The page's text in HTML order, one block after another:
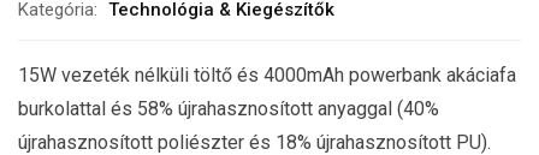
Kategória: Technológia & Kiegészítők
15W vezeték nélküli töltő és 4000mAh powerbank akáciafa
burkolattal és 58% újrahasznosított anyaggal (40%
újrahasznosított poliészter és 18% újrahasznosított PU).